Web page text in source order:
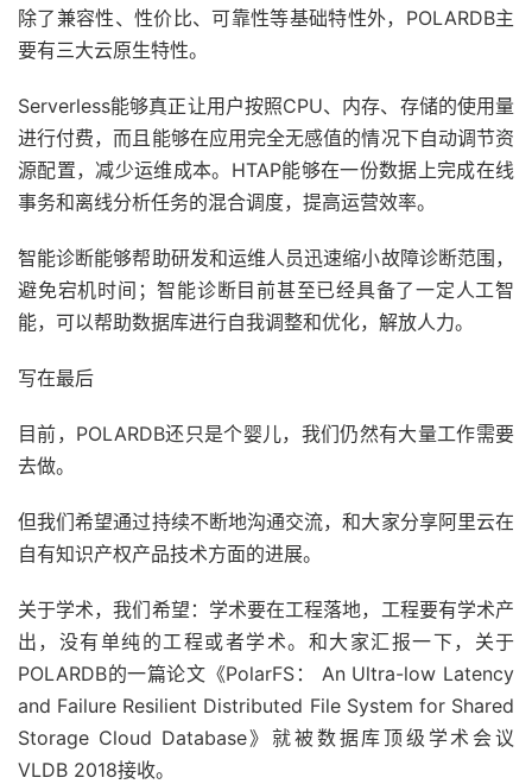
除了兼容性、性价比、可靠性等基础特性外，POLARDB主
要有三大云原生特性。
Serverless能够真正让用户按照CPU、内存、存储的使用量
进行付费，而且能够在应用完全无感值的情况下自动调节资
源配置，减少运维成本。HTAP能够在一份数据上完成在线
事务和离线分析任务的混合调度，提高运营效率。
智能诊断能够帮助研发和运维人员迅速缩小故障诊断范围，
避免宕机时间；智能诊断目前甚至已经具备了一定人工智
能，可以帮助数据库进行自我调整和优化，解放人力。
写在最后
目前，POLARDB还只是个婴儿，我们仍然有大量工作需要
去做。
但我们希望通过持续不断地沟通交流，和大家分享阿里云在
自有知识产权产品技术方面的进展。
关于学术，我们希望：学术要在工程落地，工程要有学术产
出，没有单纯的工程或者学术。和大家汇报一下，关于
POLARDB的一篇论文《PolarFS： An Ultra-low Latency
and Failure Resilient Distributed File System for Shared
Storage Cloud Database》就被数据库顶级学术会议
VLDB 2018接收。